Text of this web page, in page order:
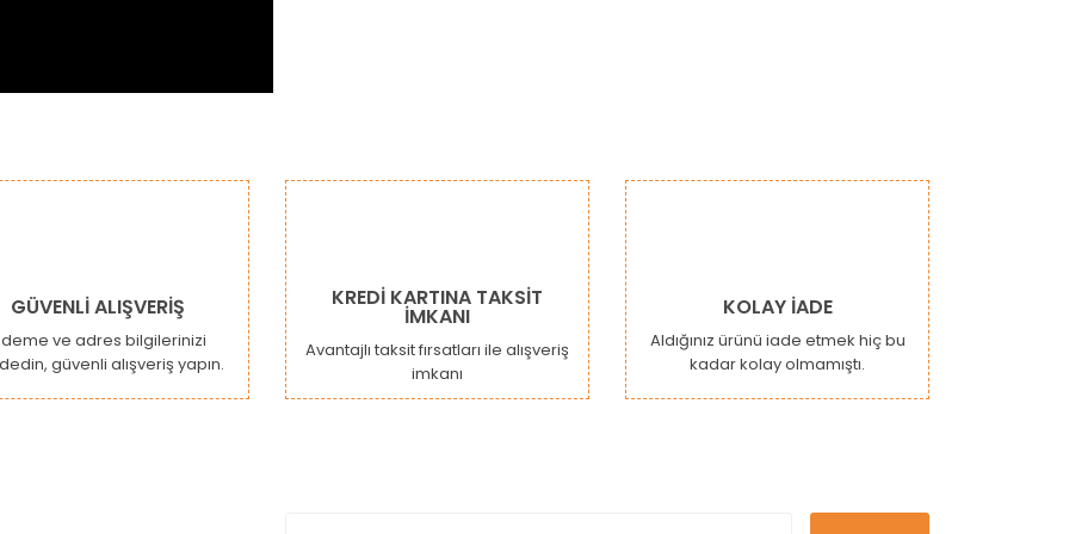
Bu ürüne ilk yorumu siz yapın!
Yorum Yaz
GÜVENLİ ALIŞVERİŞ
ve adres bilgilerinizi
güvenli alışveriş yapın.
KREDİ KARTINA TAKSİT
İMKANI
Avantajlı taksit fırsatları ile alışveriş
imkanı
KOLAY İADE
Aldığınız ürünü iade etmek hiç bu
kadar kolay olmamıştı.